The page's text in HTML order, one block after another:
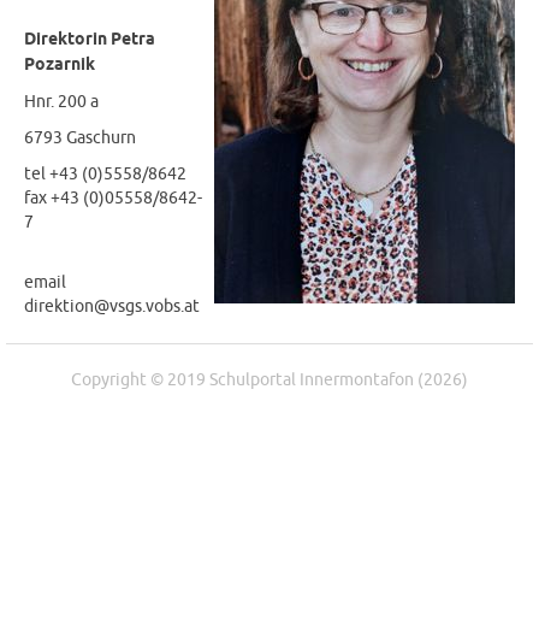
Direktorin Petra
Pozarnik
Hnr. 200 a
6793 Gaschurn
tel +43 (0)5558/8642
fax +43 (0)05558/8642-
7
email
direktion@vsgs.vobs.at
Copyright © 2019 Schulportal Innermontafon (2026)